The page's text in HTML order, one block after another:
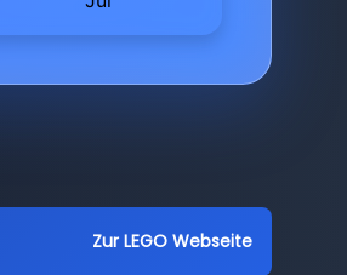
Zur LEGO Webseite